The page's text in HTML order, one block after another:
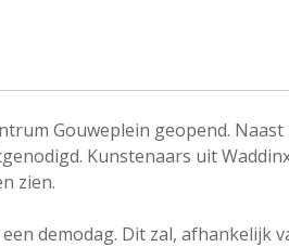
Gouweplein geopend.
Kunstenaars uit
zien.
demodag. Dit zal, afhankelijk